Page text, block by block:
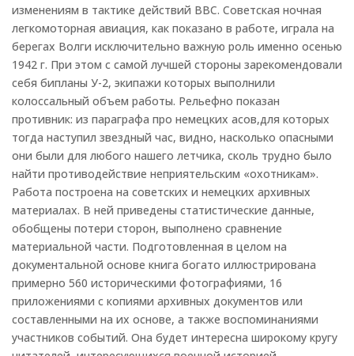
изменениям в тактике действий ВВС. Советская ночная
легкомоторная авиация, как показано в работе, играла на
берегах Волги исключительно важную роль именно осенью
1942 г. При этом с самой лучшей стороны зарекомендовали
себя бипланы У-2, экипажи которых выполнили
колоссальный объем работы. Рельефно показан
противник: из параграфа про немецких асов,для которых
тогда наступил звездный час, видно, насколько опасными
они были для любого нашего летчика, сколь трудно было
найти противодействие неприятельским «охотникам».
Работа построена на советских и немецких архивных
материалах. В ней приведены статистические данные,
обобщены потери сторон, выполнено сравнение
материальной части. Подготовленная в целом на
документальной основе книга богато иллюстрирована
примерно 560 историческими фотографиями, 16
приложениями с копиями архивных документов или
составленными на их основе, а также воспоминаниями
участников событий. Она будет интересна широкому кругу